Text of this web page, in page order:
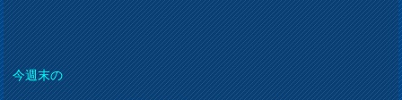
今週末の